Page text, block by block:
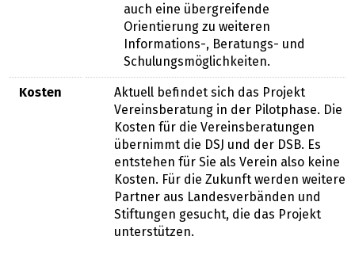
auch eine übergreifende
Orientierung zu weiteren
Informations-, Beratungs- und
Schulungsmöglichkeiten.
Kosten
Aktuell befindet sich das Projekt
Vereinsberatung in der Pilotphase. Die
Kosten für die Vereinsberatungen
übernimmt die DSJ und der DSB. Es
entstehen für Sie als Verein also keine
Kosten. Für die Zukunft werden weitere
Partner aus Landesverbänden und
Stiftungen gesucht, die das Projekt
unterstützen.